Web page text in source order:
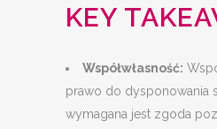
KEY
Współwłasność:
prawo do dysponowania
wymagana jest zgoda